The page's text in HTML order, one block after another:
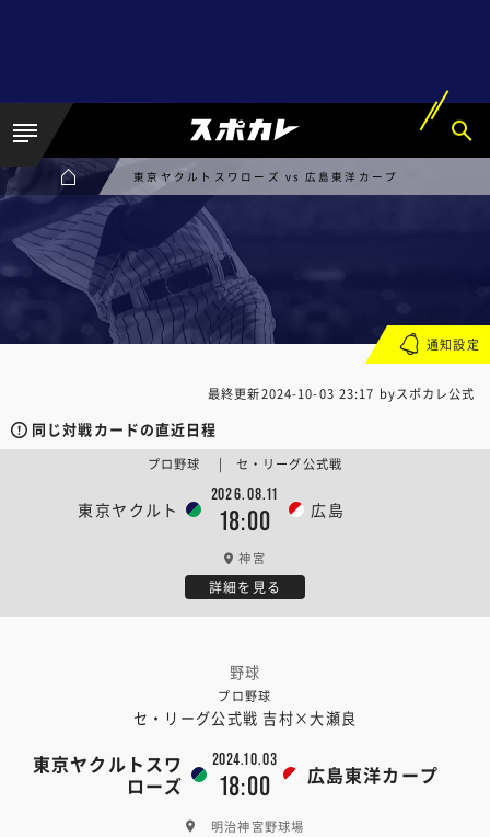
東京ヤクルトスワローズ vs 広島東洋カープ
最終更新2024-10-03 23:17 byスポカレ公式
同じ対戦カードの直近日程
東京ヤクルト
2026.08.11
18:00 広島
プロ野球 | セ・リーグ公式戦
神宮
詳細を見る
野球
プロ野球
セ・リーグ公式戦 吉村×大瀬良
東京ヤクルトスワ
ローズ
2024.10.03
18:00 広島東洋カープ
明治神宮野球場
通知設定